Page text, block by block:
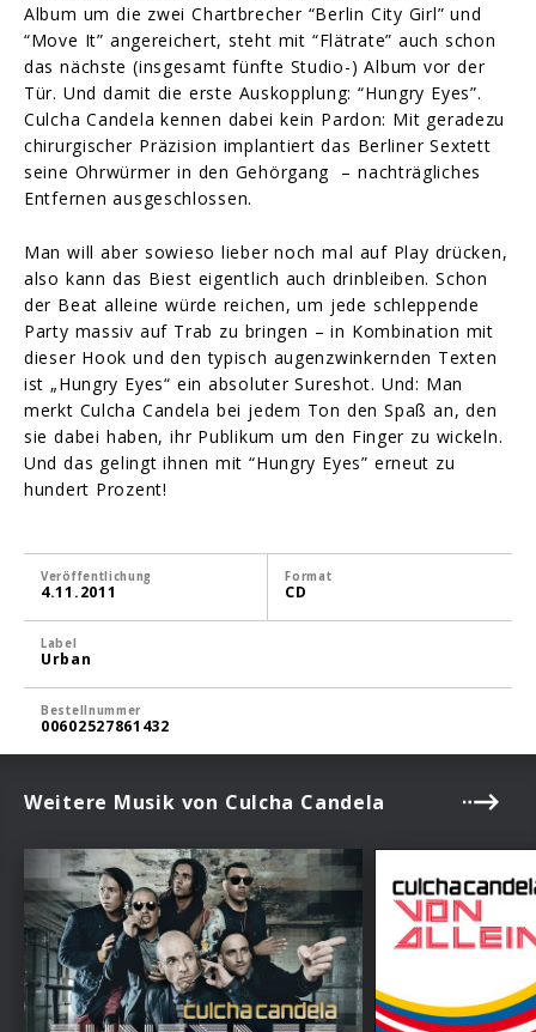
Album um die zwei Chartbrecher “Berlin City Girl” und
“Move It” angereichert, steht mit “Flätrate” auch schon
das nächste (insgesamt fünfte Studio-) Album vor der
Tür. Und damit die erste Auskopplung: “Hungry Eyes”.
Culcha Candela kennen dabei kein Pardon: Mit geradezu
chirurgischer Präzision implantiert das Berliner Sextett
seine Ohrwürmer in den Gehörgang – nachträgliches
Entfernen ausgeschlossen.
Man will aber sowieso lieber noch mal auf Play drücken,
also kann das Biest eigentlich auch drinbleiben. Schon
der Beat alleine würde reichen, um jede schleppende
Party massiv auf Trab zu bringen – in Kombination mit
dieser Hook und den typisch augenzwinkernden Texten
ist „Hungry Eyes“ ein absoluter Sureshot. Und: Man
merkt Culcha Candela bei jedem Ton den Spaß an, den
sie dabei haben, ihr Publikum um den Finger zu wickeln.
Und das gelingt ihnen mit “Hungry Eyes” erneut zu
hundert Prozent!
Veröffentlichung
4.11.2011
Format
CD
Label
Urban
Bestellnummer
00602527861432
Weitere Musik von Culcha Candela